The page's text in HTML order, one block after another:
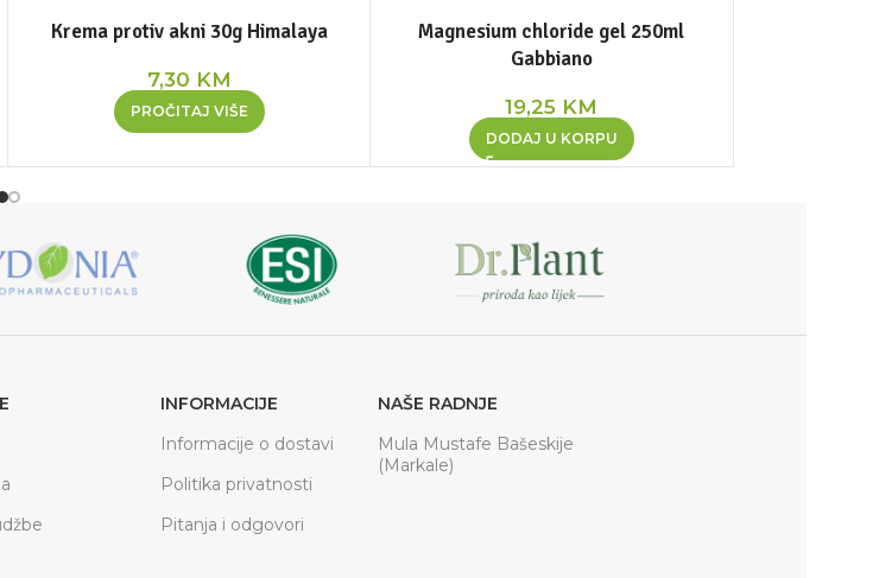
Krema protiv akni 30g Himalaya
7,30 KM
PROČITAJ VIŠE
Magnesium chloride gel 250ml
Gabbiano
19,25 KM
DODAJ U KORPU
INFORMACIJE
Informacije o dostavi
Politika privatnosti
Pitanja i odgovori
NAŠE RADNJE
Mula Mustafe Bašeskije
(Markale)